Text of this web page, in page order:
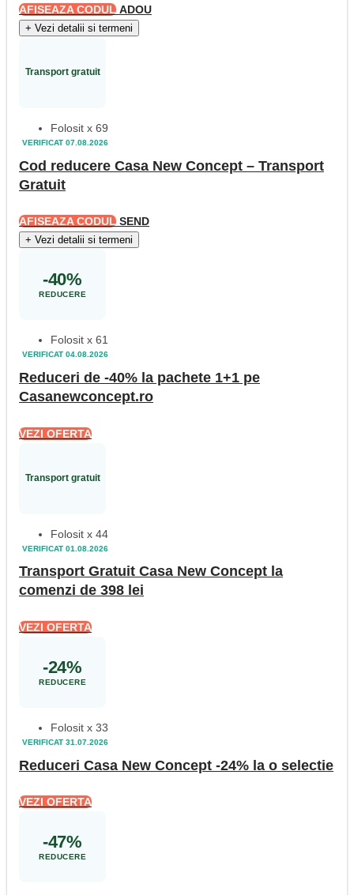
AFISEAZA CODUL ADOU
+ Vezi detalii si termeni
Transport gratuit
VERIFICAT 07.08.2026
Folosit x 69
Cod reducere Casa New Concept – Transport
Gratuit
AFISEAZA CODUL SEND
+ Vezi detalii si termeni
-40%
REDUCERE
VERIFICAT 04.08.2026
Folosit x 61
Reduceri de -40% la pachete 1+1 pe
Casanewconcept.ro
VEZI OFERTA
Transport gratuit
VERIFICAT 01.08.2026
Folosit x 44
Transport Gratuit Casa New Concept la
comenzi de 398 lei
VEZI OFERTA
-24%
REDUCERE
VERIFICAT 31.07.2026
Folosit x 33
Reduceri Casa New Concept -24% la o selectie
VEZI OFERTA
-47%
REDUCERE